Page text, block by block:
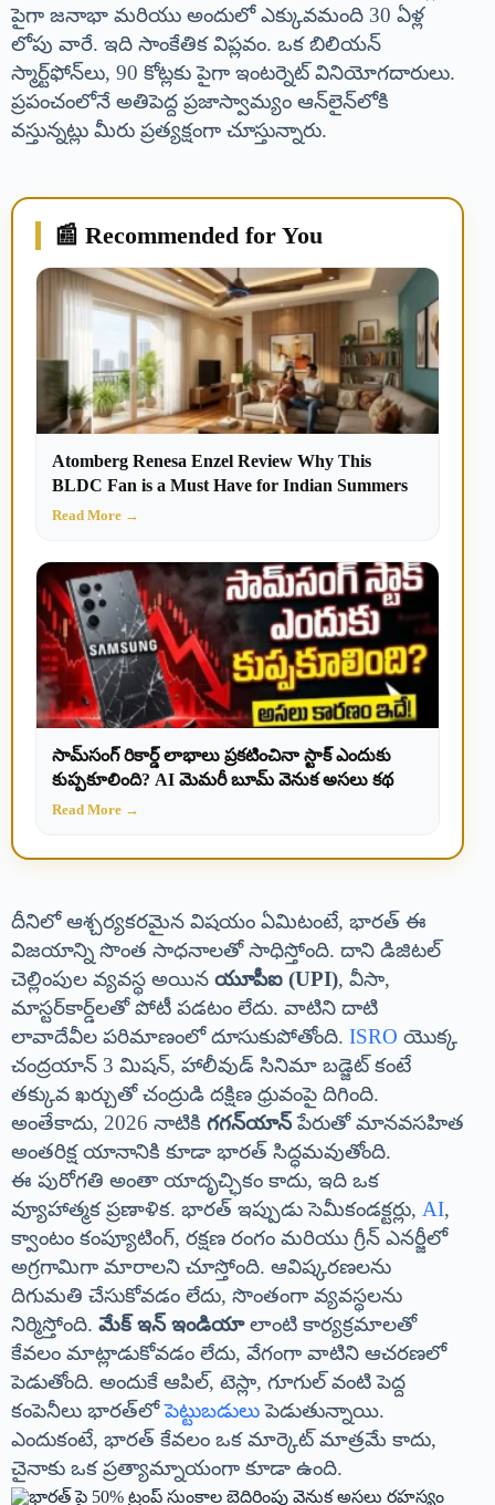
పైగా జనాభా మరియు అందులో ఎక్కువమంది 30 ఏళ్ల
లోపు వారే. ఇది సాంకేతిక విప్లవం. ఒక బిలియన్
స్మార్ట్‌ఫోన్‌లు, 90 కోట్లకు పైగా ఇంటర్నెట్ వినియోగదారులు.
ప్రపంచంలోనే అతిపెద్ద ప్రజాస్వామ్యం ఆన్‌లైన్‌లోకి
వస్తున్నట్లు మీరు ప్రత్యక్షంగా చూస్తున్నారు.
📰 Recommended for You
Atomberg Renesa Enzel Review Why This
BLDC Fan is a Must Have for Indian Summers
Read More →
సామ్‌సంగ్ రికార్డ్ లాభాలు ప్రకటించినా స్టాక్ ఎందుకు
కుప్పకూలింది? AI మెమరీ బూమ్ వెనుక అసలు కథ
Read More →
దీనిలో ఆశ్చర్యకరమైన విషయం ఏమిటంటే, భారత్ ఈ
విజయాన్ని సొంత సాధనాలతో సాధిస్తోంది. దాని డిజిటల్
చెల్లింపుల వ్యవస్థ అయిన యూపీఐ (UPI), వీసా,
మాస్టర్‌కార్డ్‌లతో పోటీ పడటం లేదు. వాటిని దాటి
లావాదేవీల పరిమాణంలో దూసుకుపోతోంది. ISRO యొక్క
చంద్రయాన్ 3 మిషన్, హాలీవుడ్ సినిమా బడ్జెట్ కంటే
తక్కువ ఖర్చుతో చంద్రుడి దక్షిణ ధ్రువంపై దిగింది.
అంతేకాదు, 2026 నాటికి గగన్‌యాన్పేరుతో మానవసహిత
అంతరిక్ష యానానికి కూడా భారత్ సిద్ధమవుతోంది.
ఈ పురోగతి అంతా యాదృచ్ఛికం కాదు, ఇది ఒక
వ్యూహాత్మక ప్రణాళిక. భారత్ ఇప్పుడు సెమీకండక్టర్లు, AI,
క్వాంటం కంప్యూటింగ్, రక్షణ రంగం మరియు గ్రీన్ ఎనర్జీలో
అగ్రగామిగా మారాలని చూస్తోంది. ఆవిష్కరణలను
దిగుమతి చేసుకోవడం లేదు, సొంతంగా వ్యవస్థలను
నిర్మిస్తోంది. మేక్ ఇన్ ఇండియాలాంటి కార్యక్రమాలతో
కేవలం మాట్లాడుకోవడం లేదు, వేగంగా వాటిని ఆచరణలో
పెడుతోంది. అందుకే ఆపిల్, టెస్లా, గూగుల్ వంటి పెద్ద
కంపెనీలు భారత్‌లోపెట్టుబడులుపెడుతున్నాయి.
ఎందుకంటే, భారత్ కేవలం ఒక మార్కెట్ మాత్రమే కాదు,
చైనాకు ఒక ప్రత్యామ్నాయంగా కూడా ఉంది.